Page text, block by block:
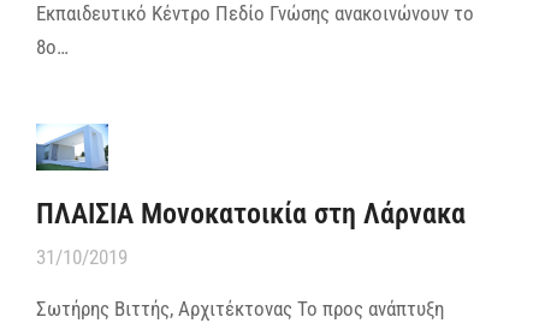
Εκπαιδευτικό Κέντρο Πεδίο Γνώσης ανακοινώνουν το
8ο…
ΠΛΑΙΣΙΑ Μονοκατοικία στη Λάρνακα
31/10/2019
Σωτήρης Βιττής, Αρχιτέκτονας Το προς ανάπτυξη